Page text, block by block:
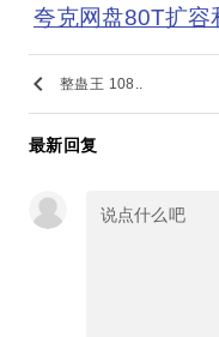
夸克网盘80T扩容
keyboard_arrow_left 整蛊王 108..
最新回复